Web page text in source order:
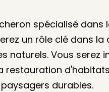
spécialisé
un rôle clé dans
naturels. Vous serez
restauration
durables.